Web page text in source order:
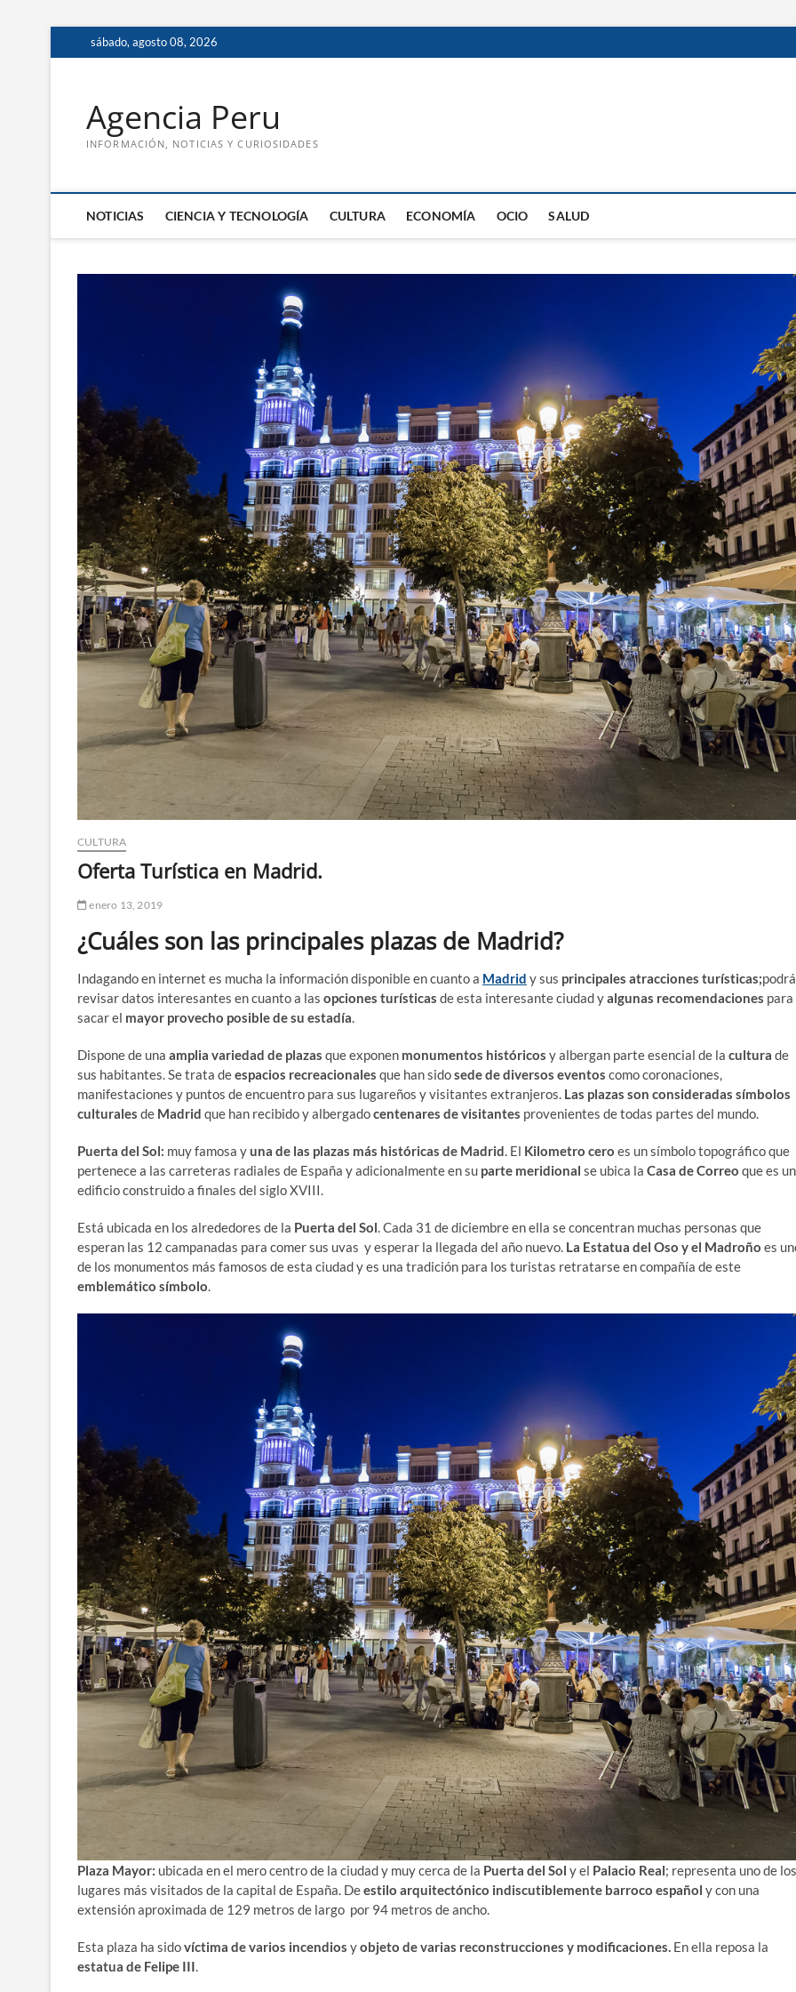
al
sábado, agosto 08, 2026
Agencia Peru
INFORMACIÓN, NOTICIAS Y CURIOSIDADES
NOTICIAS CIENCIA Y TECNOLOGÍA CULTURA ECONOMÍA OCIO SALUD
CULTURA
Oferta Turística en Madrid.
enero 13, 2019
¿Cuáles son las principales plazas de Madrid?
Indagando en internet es mucha la información disponible en cuanto a Madrid y sus principales atracciones turísticas;podrá
revisar datos interesantes en cuanto a las opciones turísticas de esta interesante ciudad yalgunas recomendaciones para
sacar el mayor provecho posible de su estadía.
Dispone de una amplia variedad de plazas que exponen monumentos históricos y albergan parte esencial de la cultura de
sus habitantes. Se trata deespacios recreacionales que han sidosede de diversos eventos como coronaciones,
manifestaciones y puntos de encuentro para sus lugareños y visitantes extranjeros. Las plazas son consideradas símbolos
culturales de Madrid que han recibido y albergadocentenares de visitantes provenientes de todas partes del mundo.
Puerta del Sol: muy famosa yuna de las plazas más históricas de Madrid. El Kilometro cero es un símbolo topográfico que
pertenece a las carreteras radiales de España y adicionalmente en su parte meridional se ubica la Casa de Correo que es un
edificio construido a finales del siglo XVIII.
Está ubicada en los alrededores de la Puerta del Sol. Cada 31 de diciembre en ella se concentran muchas personas que
esperan las 12 campanadas para comer sus uvas y esperar la llegada del año nuevo. La Estatua del Oso y el Madroño es
de los monumentos más famosos de esta ciudad y es una tradición para los turistas retratarse en compañía de este
emblemático símbolo.
Plaza Mayor: ubicada en el mero centro de la ciudad y muy cerca de la Puerta del Sol y el Palacio Real; representa uno de los
lugares más visitados de la capital de España. Deestilo arquitectónico indiscutiblemente barroco español y con una
extensión aproximada de 129 metros de largo por 94 metros de ancho.
Esta plaza ha sidovíctima de varios incendios yobjeto de varias reconstrucciones y modificaciones. En ella reposa la
estatua de Felipe III